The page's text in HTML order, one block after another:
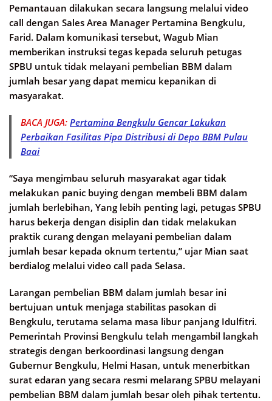
Pemantauan dilakukan secara langsung melalui video
call dengan Sales Area Manager Pertamina Bengkulu,
Farid. Dalam komunikasi tersebut, Wagub Mian
memberikan instruksi tegas kepada seluruh petugas
SPBU untuk tidak melayani pembelian BBM dalam
jumlah besar yang dapat memicu kepanikan di
masyarakat.
BACA JUGA: Pertamina Bengkulu Gencar Lakukan
Perbaikan Fasilitas Pipa Distribusi di Depo BBM Pulau
Baai
“Saya mengimbau seluruh masyarakat agar tidak
melakukan panic buying dengan membeli BBM dalam
jumlah berlebihan, Yang lebih penting lagi, petugas SPBU
harus bekerja dengan disiplin dan tidak melakukan
praktik curang dengan melayani pembelian dalam
jumlah besar kepada oknum tertentu,” ujar Mian saat
berdialog melalui video call pada Selasa.
Larangan pembelian BBM dalam jumlah besar ini
bertujuan untuk menjaga stabilitas pasokan di
Bengkulu, terutama selama masa libur panjang Idulfitri.
Pemerintah Provinsi Bengkulu telah mengambil langkah
strategis dengan berkoordinasi langsung dengan
Gubernur Bengkulu, Helmi Hasan, untuk menerbitkan
surat edaran yang secara resmi melarang SPBU melayani
pembelian BBM dalam jumlah besar oleh pihak tertentu.